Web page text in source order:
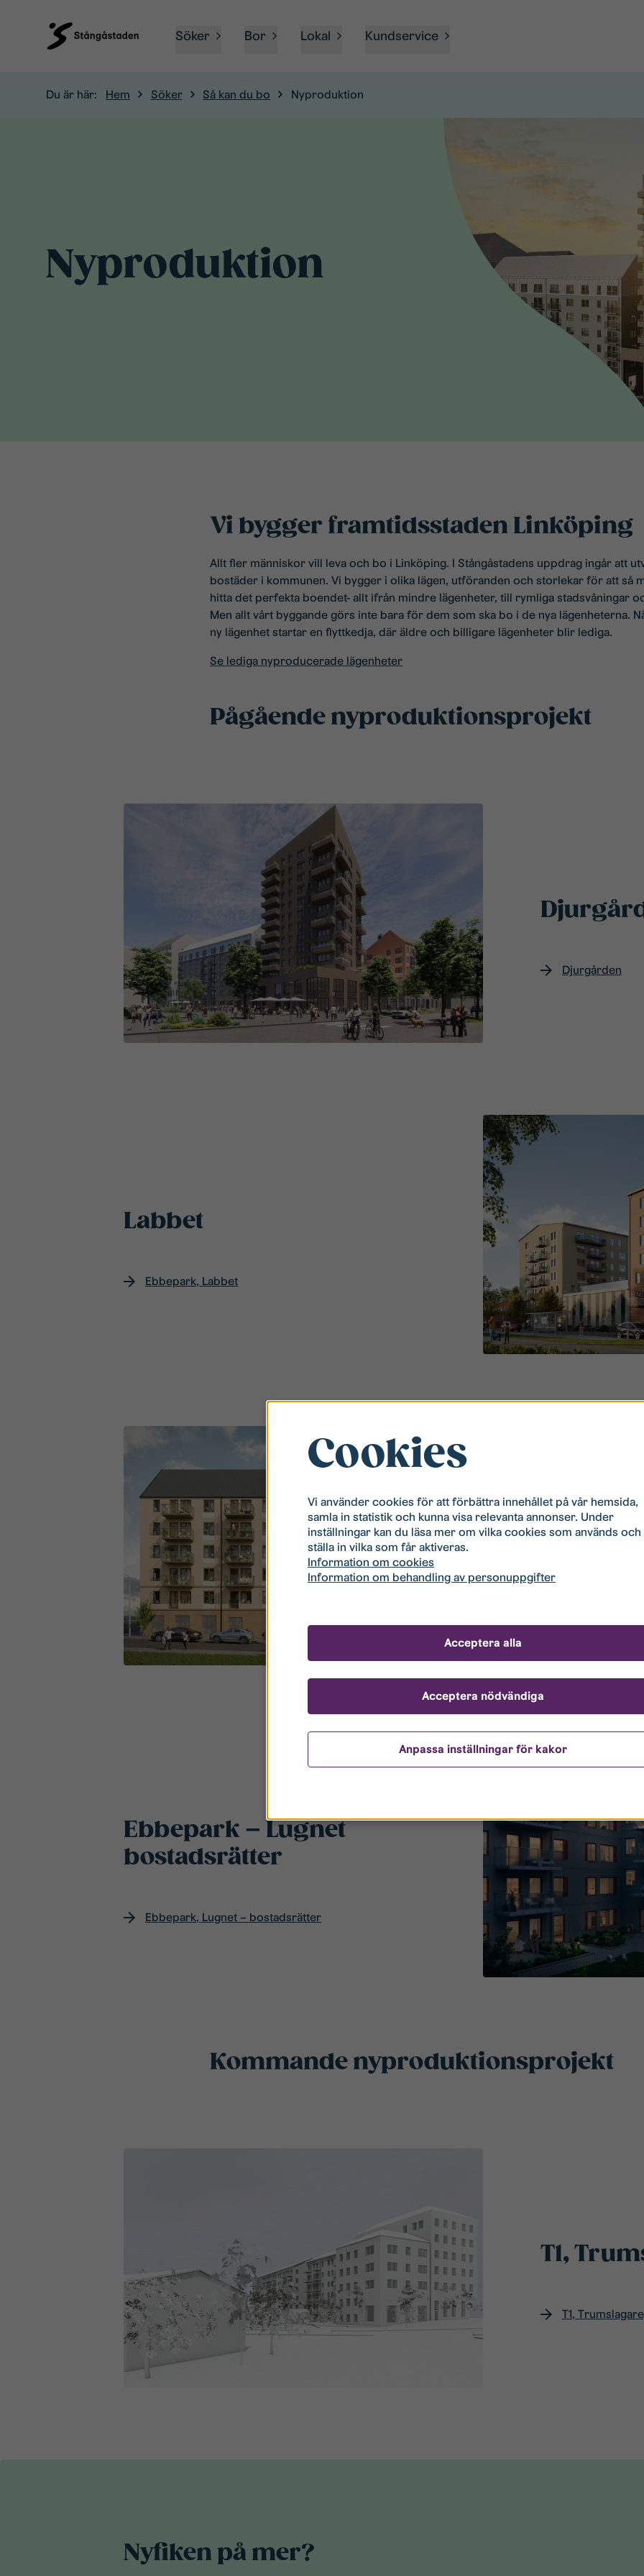
Söker Bor Lokal Kundservice
Du är här: Hem Söker Så kan du bo Nyproduktion
Nyproduktion
Vi bygger framtidsstaden Linköping
Allt fler människor vill leva och bo i Linköping. I Stångåstadens uppdrag ingår att
bostäder i kommunen. Vi bygger i olika lägen, utföranden och storlekar för att så
hitta det perfekta boendet- allt ifrån mindre lägenheter, till rymliga stadsvåningar
Men allt vårt byggande görs inte bara för dem som ska bo i de nya lägenheterna.
ny lägenhet startar en flyttkedja, där äldre och billigare lägenheter blir lediga.
Se lediga nyproducerade lägenheter
Pågående nyproduktionsprojekt
Djurgården
Labbet
Ebbepark, Labbet
Ebbepark – Lugnet
bostadsrätter
Ebbepark, Lugnet – bostadsrätter
Kommande nyproduktionsprojekt
T1,
T1,
Nyfiken på mer?
Cookies
Vi använder cookies för att förbättra innehållet på vår hemsida,
samla in statistik och kunna visa relevanta annonser. Under
inställningar kan du läsa mer om vilka cookies som används och
ställa in vilka som får aktiveras.
Information om cookies
Information om behandling av personuppgifter
Anpassa inställningar för kakor
Acceptera nödvändiga
Acceptera alla